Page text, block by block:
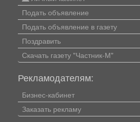
Подать объявление
Подать объявление в газету
Поздравить
Скачать газету "Частник-М"
Рекламодателям:
Бизнес-кабинет
Заказать рекламу